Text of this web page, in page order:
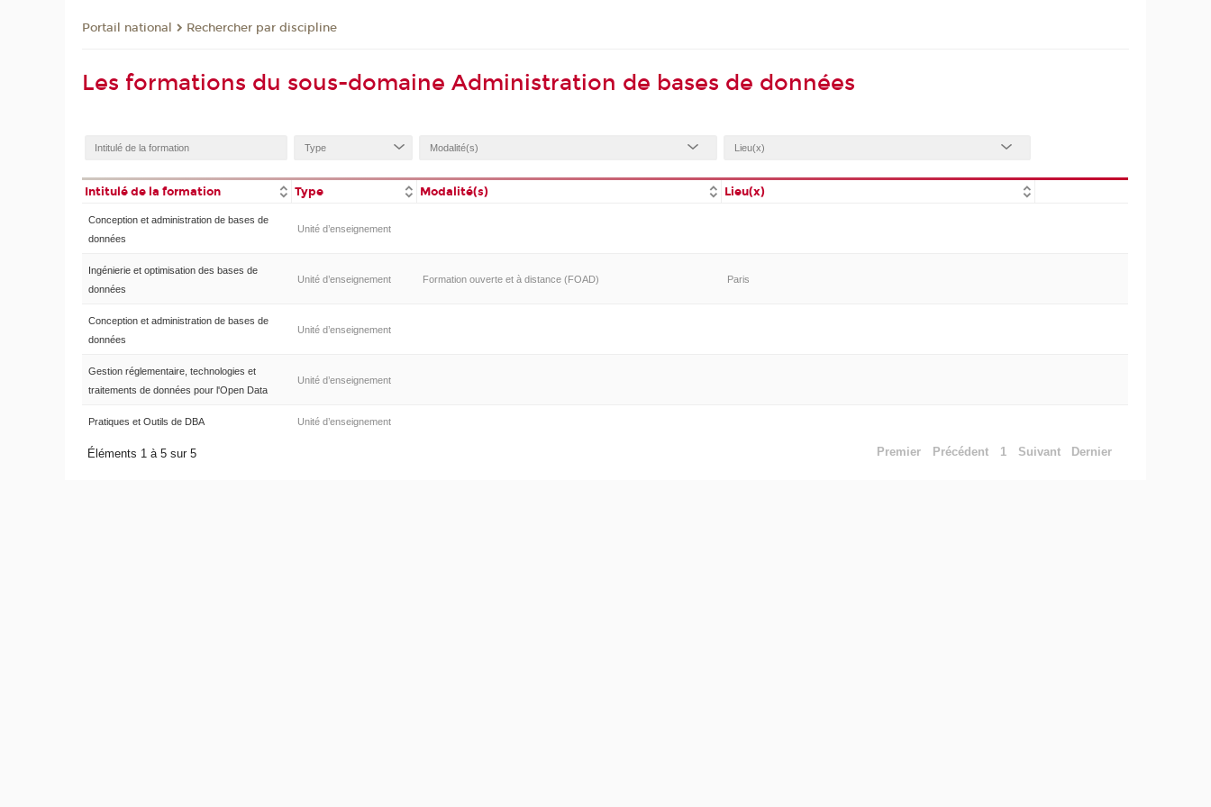
Portail national Rechercher par discipline
Les formations du sous-domaine Administration de bases de données
Intitulé de la formation Type Modalité(s) Lieu(x)
Conception et administration de bases de
données
Unité d’enseignement
Ingénierie et optimisation des bases de
données
Unité d’enseignement Formation ouverte et à distance (FOAD) Paris
Conception et administration de bases de
données
Unité d’enseignement
Gestion réglementaire, technologies et
traitements de données pour l'Open Data
Unité d’enseignement
Pratiques et Outils de DBA Unité d’enseignement
Éléments 1 à 5 sur 5 Premier Précédent 1 Suivant Dernier